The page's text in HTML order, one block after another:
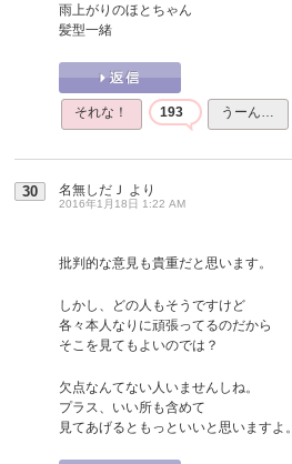
雨上がりのほとちゃん
髪型一緒
それな！ 193 うーん…
30 名無しだＪ より
2016年1月18日 1:22 AM
批判的な意見も貴重だと思います。
しかし、どの人もそうですけど
各々本人なりに頑張ってるのだから
そこを見てもよいのでは？
欠点なんてない人いませんしね。
プラス、いい所も含めて
見てあげるともっといいと思いますよ。